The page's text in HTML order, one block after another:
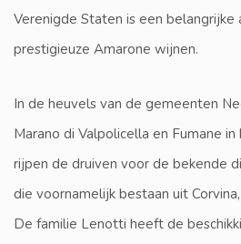
Verenigde Staten is een belangrijke
prestigieuze Amarone wijnen.
In de heuvels van de gemeenten
Marano di Valpolicella en Fumane
rijpen de druiven voor de bekende
die voornamelijk bestaan ​​uit
De familie Lenotti heeft de